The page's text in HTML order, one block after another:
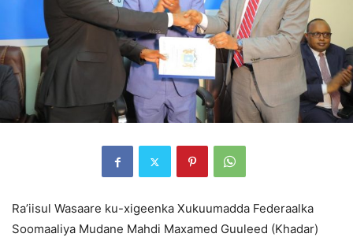
Ra’iisul Wasaare ku-xigeenka Xukuumadda Federaalka
Soomaaliya Mudane Mahdi Maxamed Guuleed (Khadar)